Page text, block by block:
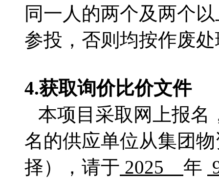
同一人的两个及两个
参投，否则均按作废
4.获取询价比价文件
本项目采取网上报名
名的供应单位从集团
择），请于 2025 年